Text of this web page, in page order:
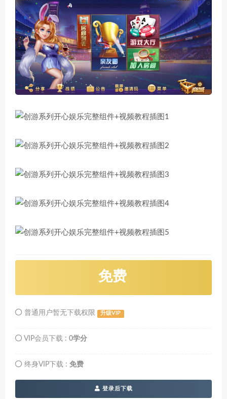
免费
普通用户暂无下载权限 升级VIP
VIP会员下载 : 0学分
终身VIP下载 : 免费
登录后下载